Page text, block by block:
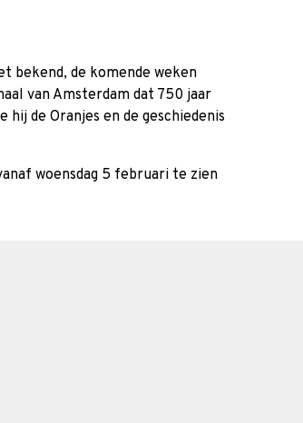
bekend, de komende weken
van Amsterdam dat 750 jaar
de Oranjes en de geschiedenis
woensdag 5 februari te zien